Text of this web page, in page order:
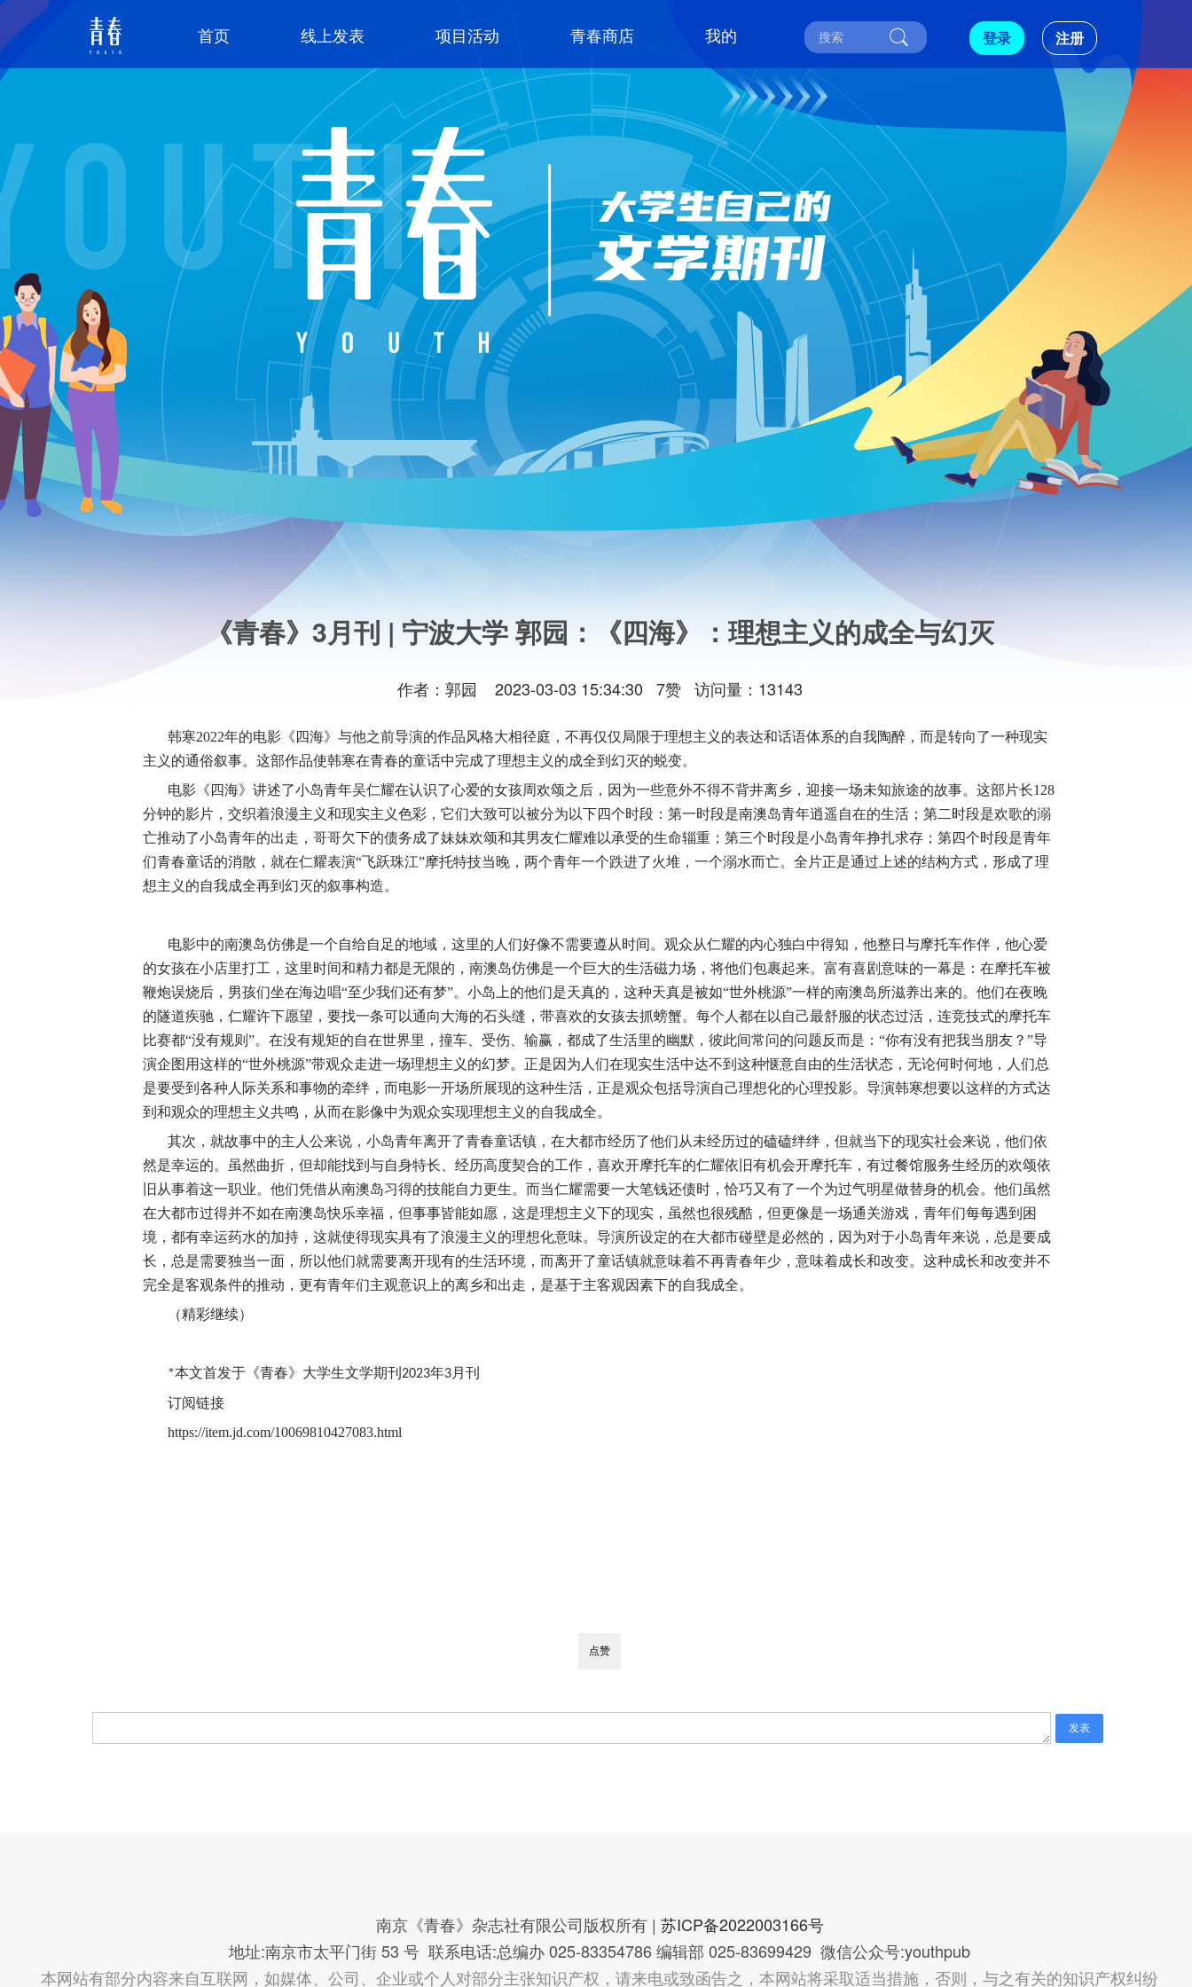
首页 线上发表 项目活动 青春商店 我的 登录 注册
《青春》3月刊 | 宁波大学 郭园：《四海》：理想主义的成全与幻灭
作者：郭园 2023-03-03 15:34:30 7赞 访问量：13143
韩寒2022年的电影《四海》与他之前导演的作品风格大相径庭，不再仅仅局限于理想主义的表达和话语体系的自我陶醉，而是转向了一种现实
主义的通俗叙事。这部作品使韩寒在青春的童话中完成了理想主义的成全到幻灭的蜕变。
电影《四海》讲述了小岛青年吴仁耀在认识了心爱的女孩周欢颂之后，因为一些意外不得不背井离乡，迎接一场未知旅途的故事。这部片长128
分钟的影片，交织着浪漫主义和现实主义色彩，它们大致可以被分为以下四个时段：第一时段是南澳岛青年逍遥自在的生活；第二时段是欢歌的溺
亡推动了小岛青年的出走，哥哥欠下的债务成了妹妹欢颂和其男友仁耀难以承受的生命辎重；第三个时段是小岛青年挣扎求存；第四个时段是青年
们青春童话的消散，就在仁耀表演“飞跃珠江”摩托特技当晚，两个青年一个跌进了火堆，一个溺水而亡。全片正是通过上述的结构方式，形成了理
想主义的自我成全再到幻灭的叙事构造。
电影中的南澳岛仿佛是一个自给自足的地域，这里的人们好像不需要遵从时间。观众从仁耀的内心独白中得知，他整日与摩托车作伴，他心爱
的女孩在小店里打工，这里时间和精力都是无限的，南澳岛仿佛是一个巨大的生活磁力场，将他们包裹起来。富有喜剧意味的一幕是：在摩托车被
鞭炮误烧后，男孩们坐在海边唱“至少我们还有梦”。小岛上的他们是天真的，这种天真是被如“世外桃源”一样的南澳岛所滋养出来的。他们在夜晚
的隧道疾驰，仁耀许下愿望，要找一条可以通向大海的石头缝，带喜欢的女孩去抓螃蟹。每个人都在以自己最舒服的状态过活，连竞技式的摩托车
比赛都“没有规则”。在没有规矩的自在世界里，撞车、受伤、输赢，都成了生活里的幽默，彼此间常问的问题反而是：“你有没有把我当朋友？”导
演企图用这样的“世外桃源”带观众走进一场理想主义的幻梦。正是因为人们在现实生活中达不到这种惬意自由的生活状态，无论何时何地，人们总
是要受到各种人际关系和事物的牵绊，而电影一开场所展现的这种生活，正是观众包括导演自己理想化的心理投影。导演韩寒想要以这样的方式达
到和观众的理想主义共鸣，从而在影像中为观众实现理想主义的自我成全。
其次，就故事中的主人公来说，小岛青年离开了青春童话镇，在大都市经历了他们从未经历过的磕磕绊绊，但就当下的现实社会来说，他们依
然是幸运的。虽然曲折，但却能找到与自身特长、经历高度契合的工作，喜欢开摩托车的仁耀依旧有机会开摩托车，有过餐馆服务生经历的欢颂依
旧从事着这一职业。他们凭借从南澳岛习得的技能自力更生。而当仁耀需要一大笔钱还债时，恰巧又有了一个为过气明星做替身的机会。他们虽然
在大都市过得并不如在南澳岛快乐幸福，但事事皆能如愿，这是理想主义下的现实，虽然也很残酷，但更像是一场通关游戏，青年们每每遇到困
境，都有幸运药水的加持，这就使得现实具有了浪漫主义的理想化意味。导演所设定的在大都市碰壁是必然的，因为对于小岛青年来说，总是要成
长，总是需要独当一面，所以他们就需要离开现有的生活环境，而离开了童话镇就意味着不再青春年少，意味着成长和改变。这种成长和改变并不
完全是客观条件的推动，更有青年们主观意识上的离乡和出走，是基于主客观因素下的自我成全。
（精彩继续）
*本文首发于《青春》大学生文学期刊 2023年3月刊
订阅链接
https://item.jd.com/10069810427083.html
南京《青春》杂志社有限公司版权所有 | 苏ICP备2022003166号
地址:南京市太平门街 53 号 联系电话:总编办 025-83354786 编辑部 025-83699429 微信公众号:youthpub
本网站有部分内容来自互联网，如媒体、公司、企业或个人对部分主张知识产权，请来电或致函告之，本网站将采取适当措施，否则，与之有关的知识产权纠纷